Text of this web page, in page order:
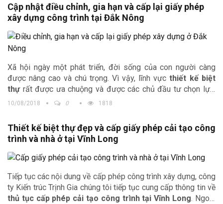
Cập nhật điều chỉnh, gia hạn và cấp lại giấy phép
xây dựng công trình tại Đắk Nông
Xã hội ngày một phát triển, đời sống của con người càng
được nâng cao và chú trọng. Vì vậy, lĩnh vực thiết kế biệt
thựrất được ưa chuộng và được các chủ đầu tư chọn lựa.
Cùng với các thành công khác trên cả nước, công ty Kiến trúc
tiềm năng phát triển. Thị trường chúng tôi nhắc đến sau đây
làthiết kế nhà đẹp tại Đắk Nông. Những công trình được
kiến trúc sư sáng tạo độc đáo, theo sát từng bước nhằm
được hiệu quả tốt nhất mang lại sự hài lòng nhất đối với chủ
10/08/2018 0 1818
Thiết kế biệt thự đẹp và cấp giấy phép cải tạo công
trình và nhà ở tại Vĩnh Long
Tiếp tục các nội dung về cấp phép công trình xây dựng, công
ty Kiến trúc Trịnh Gia chúng tôi tiếp tục cung cấp thông tin về
thủ tục cấp phép cải tạo công trình tại Vĩnh Long. Ngoài